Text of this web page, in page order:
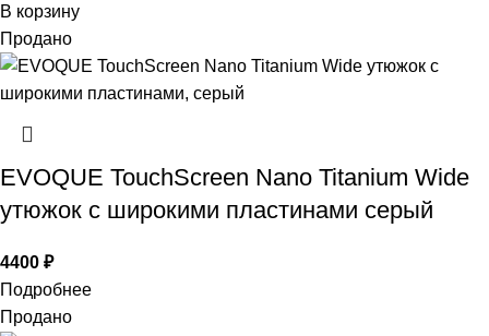
В корзину
Продано
EVOQUE TouchScreen Nano Titanium Wide
утюжок с широкими пластинами серый
4400 ₽
Подробнее
Продано